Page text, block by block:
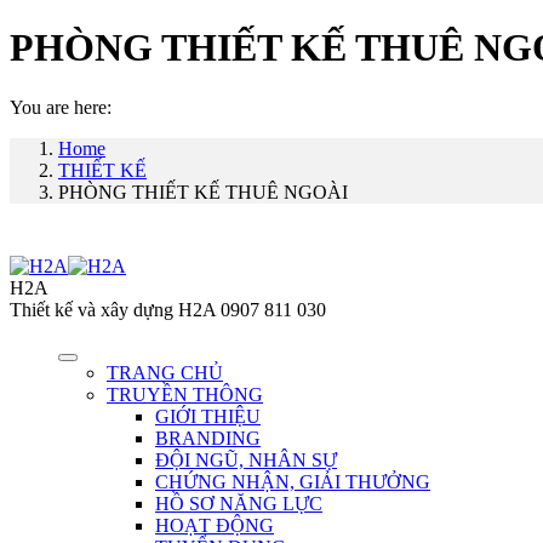
PHÒNG THIẾT KẾ THUÊ
You are here:
Home
THIẾT KẾ
PHÒNG THIẾT KẾ THUÊ NGOÀI
H2A
Thiết kế và xây dựng H2A 0907 811 030
TRANG CHỦ
TRUYỀN THÔNG
GIỚI THIỆU
BRANDING
ĐỘI NGŨ, NHÂN SỰ
CHỨNG NHẬN, GIẢI THƯỞNG
HỒ SƠ NĂNG LỰC
HOẠT ĐỘNG